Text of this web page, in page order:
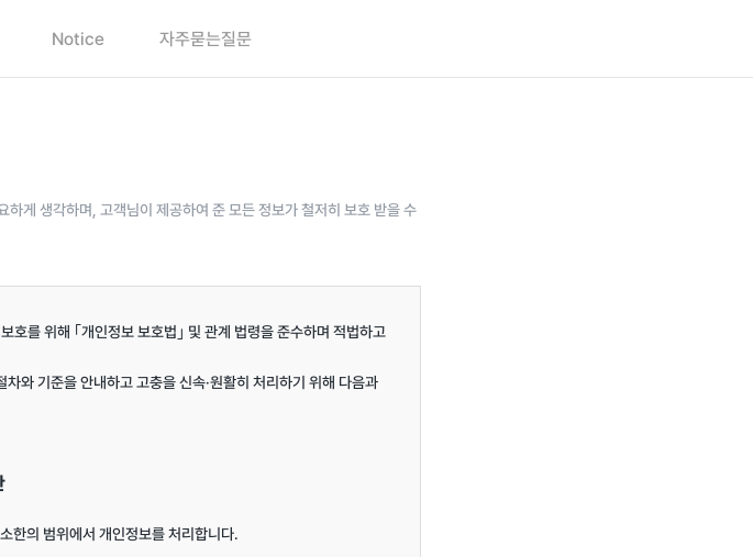
Notice 자주묻는질문
게 생각하며, 고객님이 제공하여 준 모든 정보가 철저히 보호 받을 수
호를 위해 ｢개인정보 보호법｣ 및 관계 법령을 준수하며 적법하고
와 기준을 안내하고 고충을 신속·원활히 처리하기 위해 다음과
한의 범위에서 개인정보를 처리합니다.